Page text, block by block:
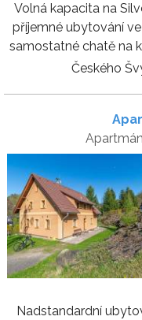
Volná kapacita na
příjemné ubytování
samostatné chatě na
Českého
Apartmán
Nadstandardní